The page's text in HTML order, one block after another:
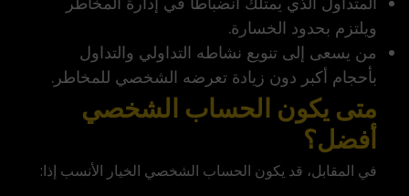
ويلتزم بحدود الخسارة.
من يسعى إلى تنويع نشاطه التداولي والتداول
بأحجام أكبر دون زيادة تعرضه الشخصي للمخاطر.
متى يكون الحساب الشخصي
أفضل؟
في المقابل، قد يكون الحساب الشخصي الخيار الأنسب إذا: